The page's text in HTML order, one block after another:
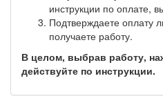
инструкции по оплате,
Подтверждаете
получаете работу.
В целом, выбрав работу,
действуйте по инструкции.